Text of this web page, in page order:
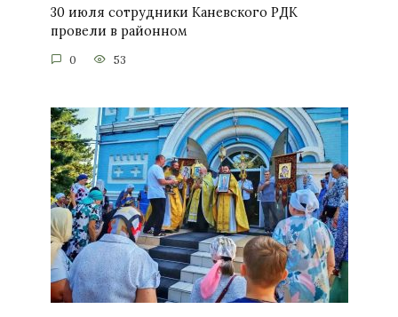
30 июля сотрудники Каневского РДК
провели в районном
0 53